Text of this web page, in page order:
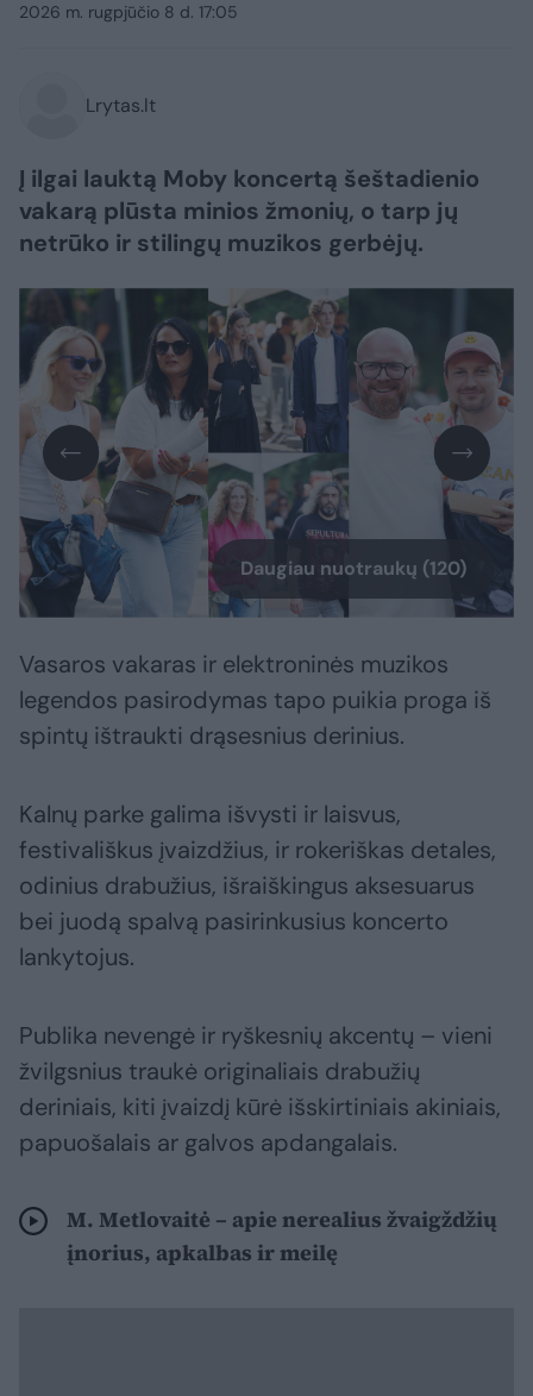
2026 m. rugpjūčio 8 d. 17:05
Lrytas.lt
Į ilgai lauktą Moby koncertą šeštadienio
vakarą plūsta minios žmonių, o tarp jų
netrūko ir stilingų muzikos gerbėjų.
Daugiau nuotraukų (120)
Vasaros vakaras ir elektroninės muzikos
legendos pasirodymas tapo puikia proga iš
spintų ištraukti drąsesnius derinius.
Kalnų parke galima išvysti ir laisvus,
festivališkus įvaizdžius, ir rokeriškas detales,
odinius drabužius, išraiškingus aksesuarus
bei juodą spalvą pasirinkusius koncerto
lankytojus.
Publika nevengė ir ryškesnių akcentų – vieni
žvilgsnius traukė originaliais drabužių
deriniais, kiti įvaizdį kūrė išskirtiniais akiniais,
papuošalais ar galvos apdangalais.
M. Metlovaitė – apie nerealius žvaigždžių
įnorius, apkalbas ir meilę